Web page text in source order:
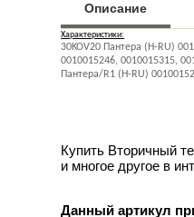
Описание
Характеристики:
30KOV20 Пантера (H-RU)
0010015246, 0010015315,
Пантера/R1 (H-RU)
Купить Вторичный
и многое другое в
Данный артикул